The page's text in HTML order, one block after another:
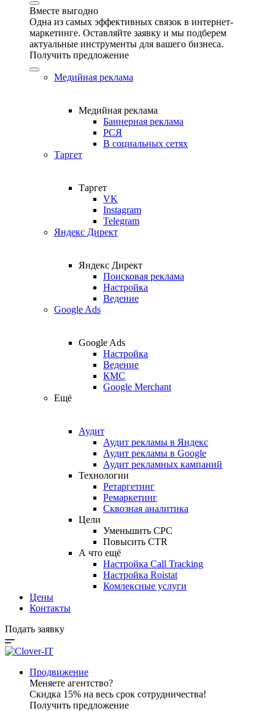
Вместе выгодно
Одна из самых эффективных связок в интернет-
маркетинге. Оставляйте заявку и мы подберем
актуальные инструменты для вашего бизнеса.
Получить предложение
Медийная реклама
Медийная реклама
Баннерная реклама
РСЯ
В социальных сетях
Таргет
Таргет
VK
Instagram
Telegram
Яндекс Директ
Яндекс Директ
Поисковая реклама
Настройка
Ведение
Google Ads
Google Ads
Настройка
Ведение
КМС
Google Merchant
Ещё
Аудит
Аудит рекламы в Яндекс
Аудит рекламы в Google
Аудит рекламных кампаний
Технологии
Ретаргетинг
Ремаркетинг
Сквозная аналитика
Цели
Уменьшить CPC
Повысить CTR
А что ещё
Настройка Call Tracking
Настройка Roistat
Комлексные услуги
Цены
Контакты
Подать заявку
Продвижение
Меняете агентство?
Скидка 15% на весь срок сотрудничества!
Получить предложение